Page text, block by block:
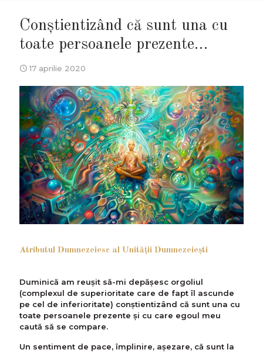
Conştientizând că sunt una cu
toate persoanele prezente…
17 aprilie 2020
Atributul Dumnezeiesc al Unităţii Dumnezeieşti
Duminică am reuşit să-mi depăşesc orgoliul
(complexul de superioritate care de fapt îl ascunde
pe cel de inferioritate) conştientizând că sunt una cu
toate persoanele prezente şi cu care egoul meu
caută să se compare.
Un sentiment de pace, împlinire, aşezare, că sunt la